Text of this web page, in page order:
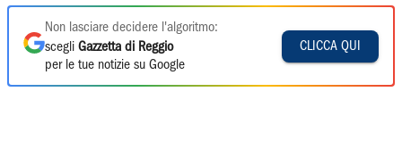
Non lasciare decidere l'algoritmo:
scegli Gazzetta di Reggio
per le tue notizie su Google
CLICCA QUI